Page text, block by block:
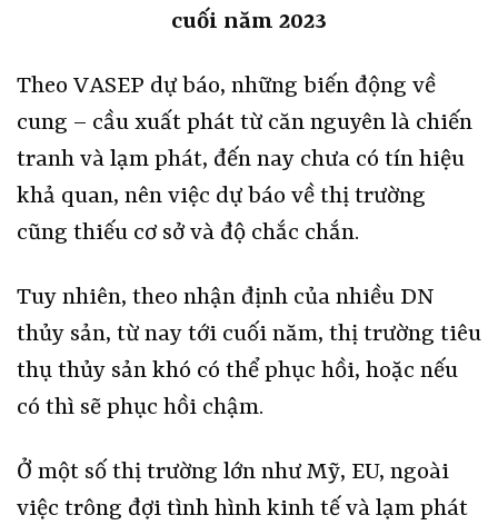
cuối năm 2023
Theo VASEP dự báo, những biến động về
cung – cầu xuất phát từ căn nguyên là chiến
tranh và lạm phát, đến nay chưa có tín hiệu
khả quan, nên việc dự báo về thị trường
cũng thiếu cơ sở và độ chắc chắn.
Tuy nhiên, theo nhận định của nhiều DN
thủy sản, từ nay tới cuối năm, thị trường tiêu
thụ thủy sản khó có thể phục hồi, hoặc nếu
có thì sẽ phục hồi chậm.
Ở một số thị trường lớn như Mỹ, EU, ngoài
việc trông đợi tình hình kinh tế và lạm phát